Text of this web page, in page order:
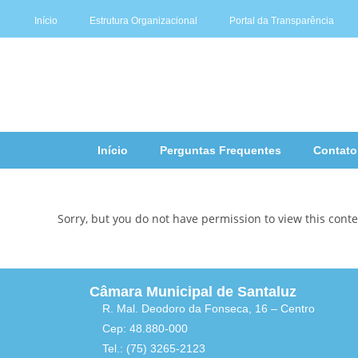
Início Estrutura Organizacional Portal da Transparência
Início Perguntas Frequentes Contato
Sorry, but you do not have permission to view this
Câmara Municipal de Santaluz
R. Mal. Deodoro da Fonseca, 16 – Centro
Cep: 48.880-000
Tel.: (75) 3265-2123